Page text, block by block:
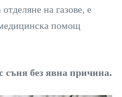
на газове, е
помощ
съня без явна причина.